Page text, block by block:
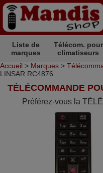
Liste de
marques
Télécom. pour
climatiseurs
Accueil > Marques >
LINSAR RC4876
TÉLÉCOMMANDE
Préférez-vous la